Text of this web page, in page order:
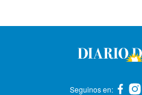
Seguinos en: